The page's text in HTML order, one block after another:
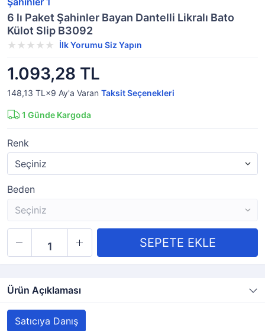
6 lı Paket Şahinler Bayan Dantelli Likralı Bato
Külot Slip B3092
İlk Yorumu Siz Yapın
1.093,28 TL
148,13 TL×9 Ay'a Varan Taksit Seçenekleri
1 Günde Kargoda
Renk
Beden
Ürün Açıklaması
Satıcıya Danış